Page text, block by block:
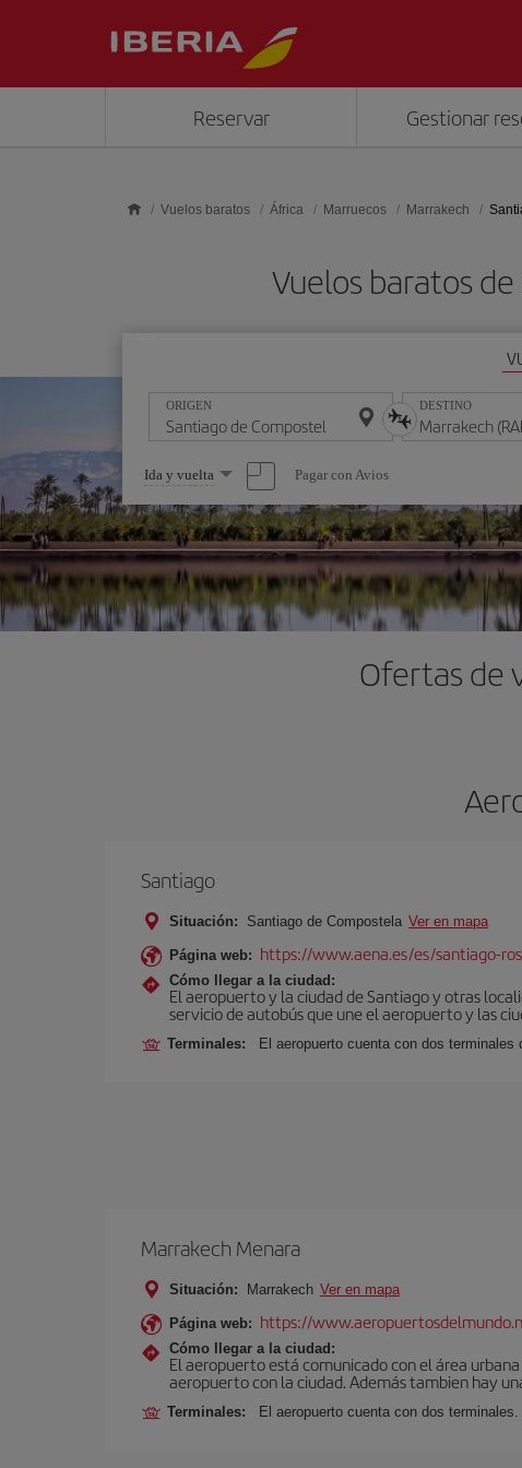
Reservar Gestionar
Vuelos baratos África Marruecos Marrakech
Vuelos baratos
ORIGEN DESTINO
Seleccione
una
opción
Ida y vuelta Pagar con Avios
Ofertas de
Santiago
Situación: Santiago de Compostela Ver en mapa
Página web: https://www.aena.es/es/santiago-
Cómo llegar a la ciudad:
El aeropuerto y la ciudad de Santiago y otras
servicio de autobús que une el aeropuerto y las
Terminales: El aeropuerto cuenta con dos terminales
Marrakech Menara
Situación: Marrakech Ver en mapa
Página web: https://
Cómo llegar a la ciudad:
El aeropuerto está comunicado con el área
aeropuerto con la ciudad. Además tambien hay
Terminales: El aeropuerto cuenta con dos terminales.